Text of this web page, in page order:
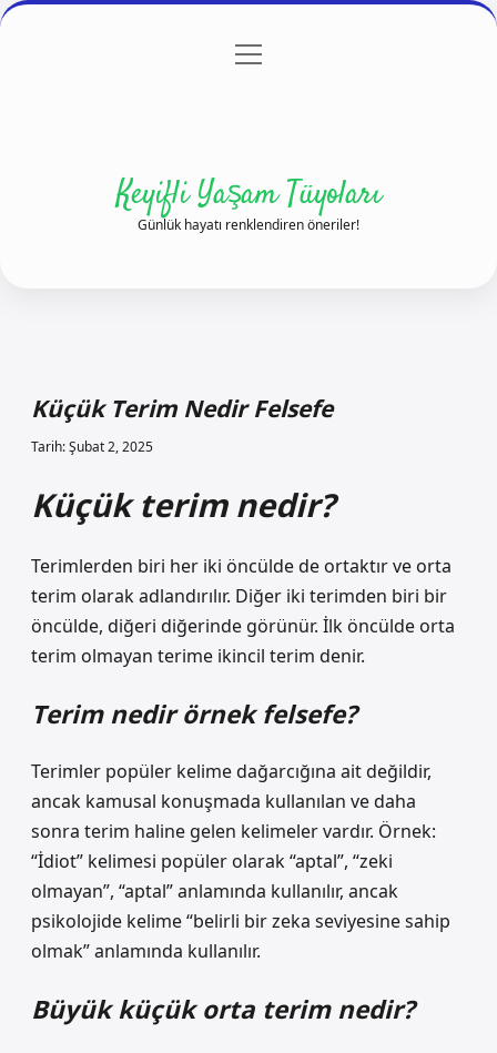
Gizlilik Politikası
menüyü
Keyifli Yaşam Tüyoları
Günlük hayatı renklendiren öneriler!
Küçük Terim Nedir Felsefe
Tarih: Şubat 2, 2025
Küçük terim nedir?
Terimlerden biri her iki öncülde de ortaktır ve orta
terim olarak adlandırılır. Diğer iki terimden biri bir
öncülde, diğeri diğerinde görünür. İlk öncülde orta
terim olmayan terime ikincil terim denir.
Terim nedir örnek felsefe?
Terimler popüler kelime dağarcığına ait değildir,
ancak kamusal konuşmada kullanılan ve daha
sonra terim haline gelen kelimeler vardır. Örnek:
“İdiot” kelimesi popüler olarak “aptal”, “zeki
olmayan”, “aptal” anlamında kullanılır, ancak
psikolojide kelime “belirli bir zeka seviyesine sahip
olmak” anlamında kullanılır.
Büyük küçük orta terim nedir?